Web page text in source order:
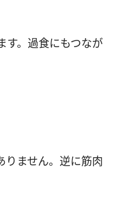
す。過食にもつなが
りません。逆に筋肉